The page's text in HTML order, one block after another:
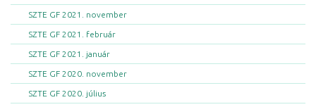
SZTE GF 2021. november
SZTE GF 2021. február
SZTE GF 2021. január
SZTE GF 2020. november
SZTE GF 2020. július